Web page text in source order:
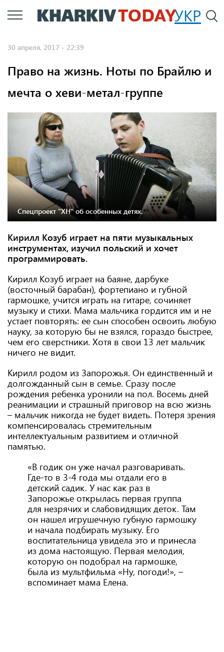
Перейти
к
УКР
30 апреля, 2017 - 22:39
Право на жизнь. Ноты по Брайлю и
мечта о хеви-метал-группе
Спецпроект "ХН" об особенных детях.
Кирилл Козуб играет на пяти музыкальных
инструментах, изучил польский и хочет
программировать.
Кирилл Козуб играет на баяне, дарбуке
(восточный барабан), фортепиано и губной
гармошке, учится играть на гитаре, сочиняет
музыку и стихи. Мама мальчика гордится им и не
устает повторять: ее сын способен освоить любую
науку, за которую бы не взялся, гораздо быстрее,
чем его сверстники. Хотя в свои 13 лет мальчик
ничего не видит.
Кирилл родом из Запорожья. Он единственный и
долгожданный сын в семье. Сразу после
рождения ребенка уронили на пол. Восемь дней
реанимации и страшный приговор на всю жизнь
– мальчик никогда не будет видеть. Потеря зрения
компенсировалась стремительным
интеллектуальным развитием и отличной
памятью.
«В годик он уже начал разговаривать.
Где-то в 3-4 года мы отдали его в
детский садик. У нас как раз в
Запорожье открылась первая группа
для незрячих и слабовидящих деток. Там
он нашел игрушечную губную гармошку
и начала подбирать музыку. Его
воспитательница увидела это и принесла
из дома настоящую. Первая мелодия,
которую он подобрал на гармошке,
была из мультфильма «Ну, погоди!», –
вспоминает мама Елена.